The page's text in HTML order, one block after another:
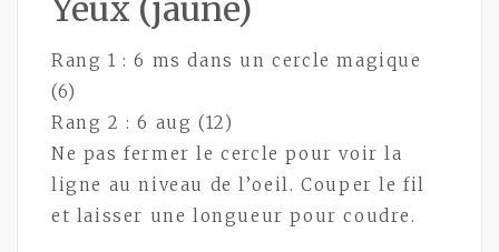
Yeux (jaune)
Rang 1 : 6 ms dans un cercle magique
(6)
Rang 2 : 6 aug (12)
Ne pas fermer le cercle pour voir la
ligne au niveau de l’oeil. Couper le fil
et laisser une longueur pour coudre.